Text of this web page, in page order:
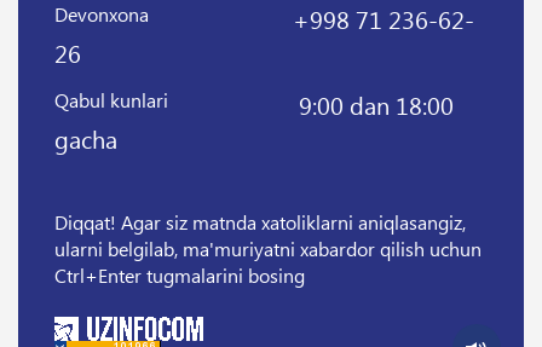
Devonxona
+998 71 236-62-
26
Qabul kunlari
9:00 dan 18:00
gacha
Diqqat! Agar siz matnda xatoliklarni aniqlasangiz,
ularni belgilab, ma'muriyatni xabardor qilish uchun
Ctrl+Enter tugmalarini bosing